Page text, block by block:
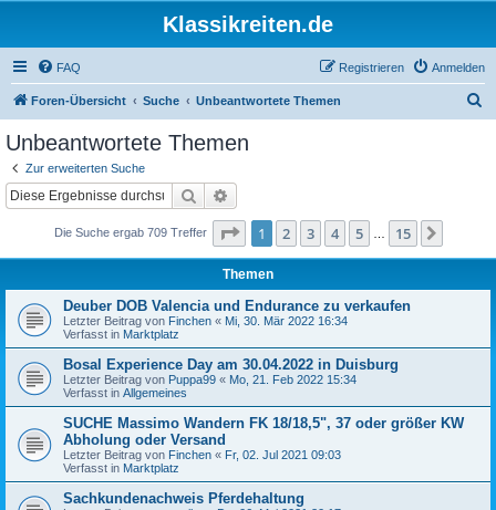
Klassikreiten.de
FAQ Anmelden
Registrieren
Foren-Übersicht Suche Unbeantwortete Themen
Unbeantwortete Themen
Zur erweiterten Suche
Suche
Die Suche ergab 709 Treffer Seite 1von 15
1 2 3 4 5 15
Themen
Deuber DOB Valencia und Endurance zu verkaufen
Letzter Beitrag von Finchen « Mi, 30. Mär 2022 16:34
Verfasst in Marktplatz
Bosal Experience Day am 30.04.2022 in Duisburg
Letzter Beitrag von Puppa99 « Mo, 21. Feb 2022 15:34
Verfasst in Allgemeines
SUCHE Massimo Wandern FK 18/18,5", 37 oder größer KW
Abholung oder Versand
Letzter Beitrag von Finchen « Fr, 02. Jul 2021 09:03
Verfasst in Marktplatz
Sachkundenachweis Pferdehaltung